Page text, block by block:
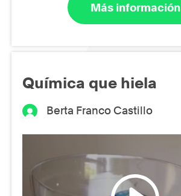
Más información
Química que hiela
Berta Franco Castillo